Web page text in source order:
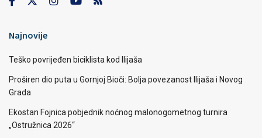
Najnovije
Teško povrijeđen biciklista kod Ilijaša
Proširen dio puta u Gornjoj Bioči: Bolja povezanost Ilijaša i Novog
Grada
Ekostan Fojnica pobjednik noćnog malonogometnog turnira
„Ostružnica 2026“